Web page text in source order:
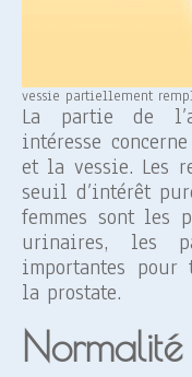
vessie partiellement
La partie de
intéresse
et la vessie. Les
seuil d’intérêt
femmes sont les
urinaires, les
importantes pour
la prostate.
Normalité